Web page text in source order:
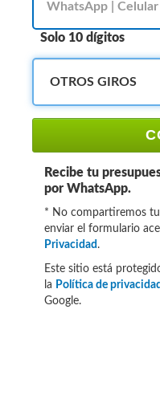
Solo 10 dígitos
Recibe tu
por WhatsApp.
* No compartiremos
enviar el formulario
Privacidad .
Este sitio está
la Política de privacidad
Google.